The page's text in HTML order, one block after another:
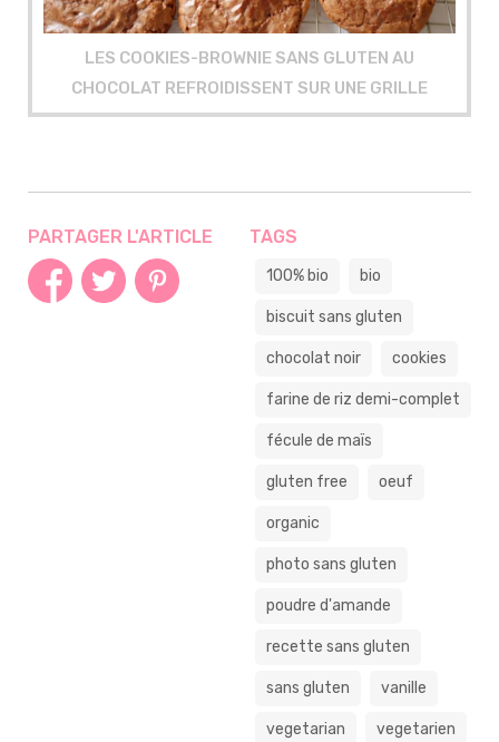
LES COOKIES-BROWNIE SANS GLUTEN AU
CHOCOLAT REFROIDISSENT SUR UNE GRILLE
PARTAGER L'ARTICLE TAGS
100% bio bio
biscuit sans gluten
chocolat noir cookies
farine de riz demi-complet
fécule de maïs
gluten free oeuf
organic
photo sans gluten
poudre d'amande
recette sans gluten
sans gluten vanille
vegetarian vegetarien